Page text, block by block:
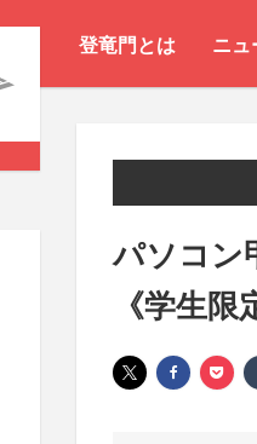
登竜門とは ニュ
パソコン
《学生限